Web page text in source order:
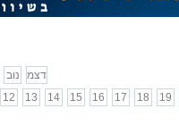
נוב
דצמ
12 13 14 15 16 17 18 19